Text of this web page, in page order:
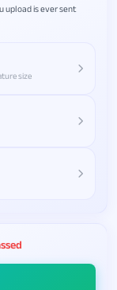
is ever sent
size